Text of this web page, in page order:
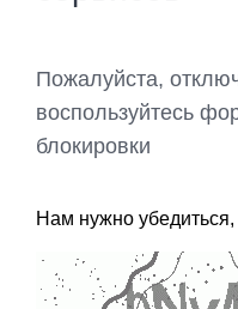
Пожалуйста,
воспользуйтесь
блокировки
Нам нужно